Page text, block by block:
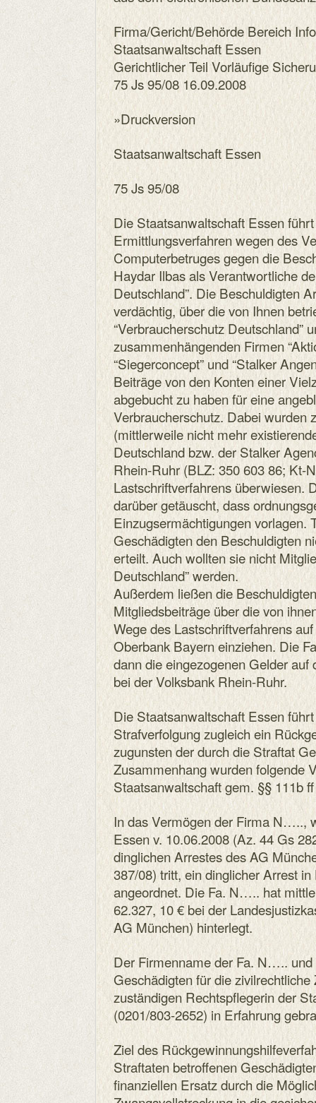
Firma/Gericht/Behörde Bereich
Staatsanwaltschaft Essen
Gerichtlicher Teil Vorläufige
75 Js 95/08 16.09.2008
»Druckversion
Staatsanwaltschaft Essen
75 Js 95/08
Die Staatsanwaltschaft Essen
Ermittlungsverfahren wegen des
Computerbetruges gegen die
Haydar Ilbas als Verantwortliche
Deutschland”. Die Beschuldigten
verdächtig, über die von Ihnen
“Verbraucherschutz Deutschland”
zusammenhängenden Firmen
“Siegerconcept” und “Stalker
Beiträge von den Konten einer
abgebucht zu haben für eine
Verbraucherschutz. Dabei wurden
(mittlerweile nicht mehr
Deutschland bzw. der Stalker
Rhein-Ruhr (BLZ: 350 603 86; Kt-
Lastschriftverfahrens überwiesen.
darüber getäuscht, dass
Einzugsermächtigungen vorlagen.
Geschädigten den Beschuldigten
erteilt. Auch wollten sie nicht
Deutschland” werden.
Außerdem ließen die
Mitgliedsbeiträge über die von
Wege des Lastschriftverfahrens
Oberbank Bayern einziehen. Die
dann die eingezogenen Gelder
bei der Volksbank Rhein-Ruhr.
Die Staatsanwaltschaft Essen
Strafverfolgung zugleich ein
zugunsten der durch die Straftat
Zusammenhang wurden folgende
Staatsanwaltschaft gem. §§ 111b
In das Vermögen der Firma N…..,
Essen v. 10.06.2008 (Az. 44 Gs
dinglichen Arrestes des AG
387/08) tritt, ein dinglicher Arrest
angeordnet. Die Fa. N….. hat
62.327, 10 € bei der
AG München) hinterlegt.
Der Firmenname der Fa. N…..
Geschädigten für die
zuständigen Rechtspflegerin der
(0201/803-2652) in Erfahrung
Ziel des
Straftaten betroffenen
finanziellen Ersatz durch die